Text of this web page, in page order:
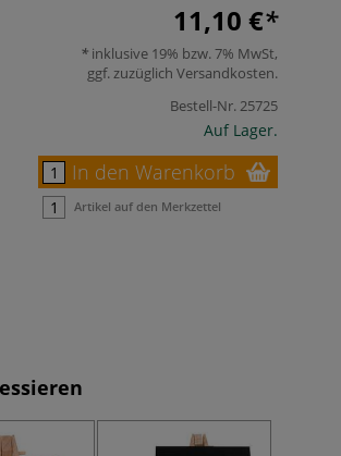
11,10 €
inklusive 19% bzw. 7% MwSt,
ggf. zuzüglich Versandkosten.
Bestell-Nr.25725
Auf Lager.
In den Warenkorb
Artikel auf den Merkzettel